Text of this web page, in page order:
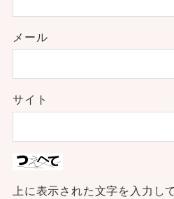
メール
サイト
上に表示された文字を入力し